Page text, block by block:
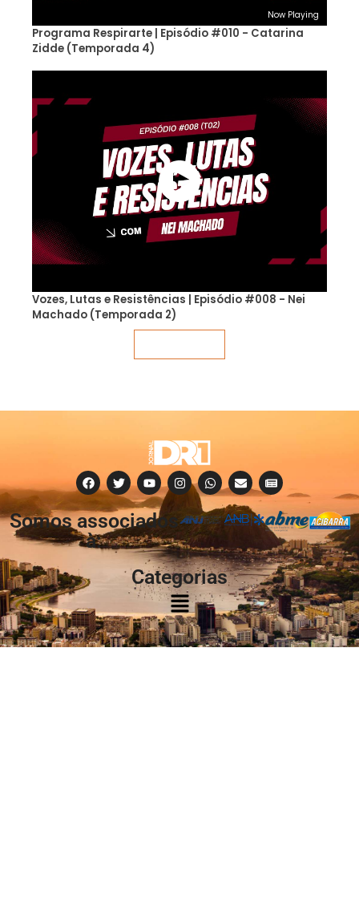
Now Playing
Programa Respirarte | Episódio #010 - Catarina
Zidde (Temporada 4)
Vozes, Lutas e Resistências | Episódio #008 - Nei
Machado (Temporada 2)
Somos associados
à:
Categorias